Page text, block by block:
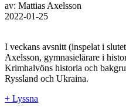
av: Mattias Axelsson
2022-01-25
I veckans avsnitt (inspelat i
Axelsson, gymnasielärare i
Krimhalvöns historia och
Ryssland och Ukraina.
+ Lyssna